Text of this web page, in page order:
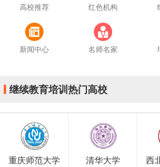
高校推荐 红色机构
新闻中心 名师名家
继续教育培训热门高校
重庆师范大学 清华大学 西